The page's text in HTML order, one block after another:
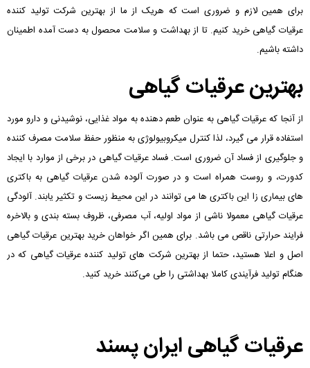
برای همین لازم و ضروری است که هریک از ما از بهترین شرکت تولید کننده
عرقیات گیاهی خرید کنیم. تا از بهداشت و سلامت محصول به دست آمده اطمینان
داشته باشیم.
بهترین عرقیات گیاهی
از آنجا که عرقیات گیاهی به عنوان طعم دهنده به مواد غذایی، نوشیدنی و دارو مورد
استفاده قرار می گیرد، لذا کنترل میکروبیولوژی به منظور حفظ سلامت مصرف کننده
و جلوگیری از فساد آن ضروری است. فساد عرقیات گیاهی در برخی از موارد با ایجاد
کدورت، و روست همراه است و در صورت آلوده شدن عرقیات گیاهی به باکتری
های بیماری زا این باکتری ها می توانند در این محیط زیست و تکثیر یابند. آلودگی
عرقیات گیاهی معمولا ناشی از مواد اولیه، آب مصرفی، ظروف بسته بندی و بالاخره
فرایند حرارتی ناقص می باشد. برای همین اگر خواهان خرید بهترین عرقیات گیاهی
اصل و اعلا هستید، حتما از بهترین شرکت های تولید کننده عرقیات گیاهی که در
هنگام تولید فرآیندی کاملا بهداشتی را طی می‌کنند خرید کنید.
عرقیات گیاهی ایران پسند